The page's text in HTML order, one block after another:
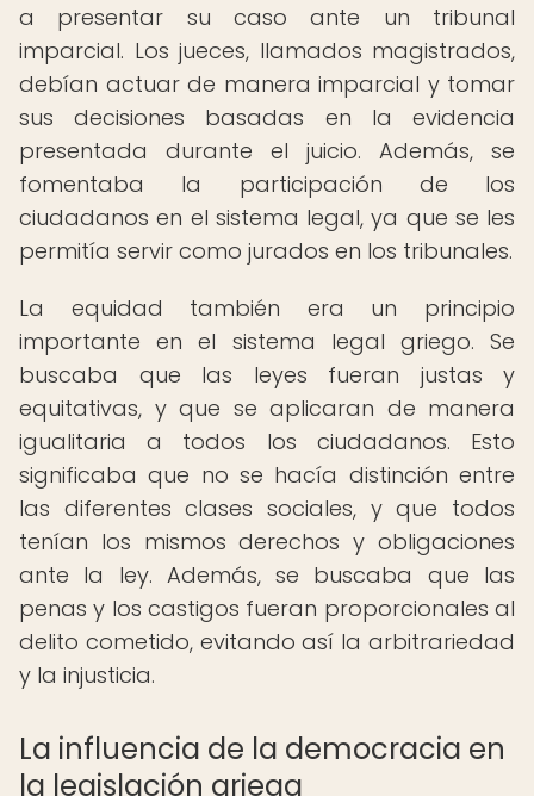
a presentar su caso ante un tribunal
imparcial. Los jueces, llamados magistrados,
debían actuar de manera imparcial y tomar
sus decisiones basadas en la evidencia
presentada durante el juicio. Además, se
fomentaba la participación de los
ciudadanos en el sistema legal, ya que se les
permitía servir como jurados en los tribunales.
La equidad también era un principio
importante en el sistema legal griego. Se
buscaba que las leyes fueran justas y
equitativas, y que se aplicaran de manera
igualitaria a todos los ciudadanos. Esto
significaba que no se hacía distinción entre
las diferentes clases sociales, y que todos
tenían los mismos derechos y obligaciones
ante la ley. Además, se buscaba que las
penas y los castigos fueran proporcionales al
delito cometido, evitando así la arbitrariedad
y la injusticia.
La influencia de la democracia en
la legislación griega